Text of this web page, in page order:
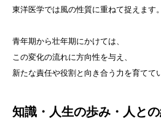
東洋医学では風の性質に重ねて捉えます。
青年期から壮年期にかけては、
この変化の流れに方向性を与え、
新たな責任や役割と向き合う力を育てて
知識・人生の歩み・人と